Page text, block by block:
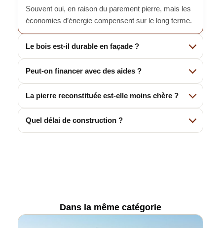
Souvent oui, en raison du parement pierre, mais les
économies d’énergie compensent sur le long terme.
Le bois est-il durable en façade ?
Peut-on financer avec des aides ?
La pierre reconstituée est-elle moins chère ?
Quel délai de construction ?
Dans la même catégorie